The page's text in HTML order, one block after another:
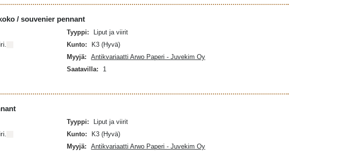
/ souvenier pennant
Tyyppi:
Liput ja viirit
Kunto:
K3 (Hyvä)
Myyjä:
Antikvariaatti Arwo Paperi - Juvekim Oy
Saatavilla:
1
Tyyppi:
Liput ja viirit
Kunto:
K3 (Hyvä)
Myyjä:
Antikvariaatti Arwo Paperi - Juvekim Oy